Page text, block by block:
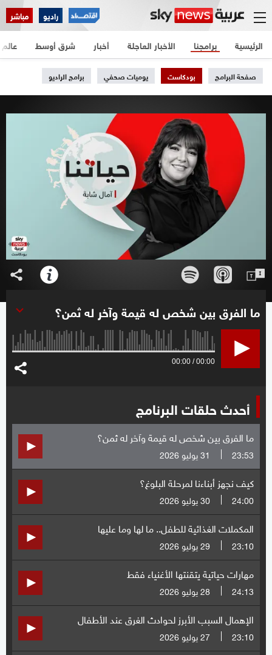
راديو مباشر
الرئيسية الأخبار العاجلة أخبار شرق أوسط عالم برامجنا
صفحة البرامج يوميات صحفي برامج الراديو بودكاست
ما الفرق بين شخص له قيمة وآخر له ثمن؟
00:00 00:00
أحدث حلقات البرنامج
ما الفرق بين شخص له قيمة وآخر له ثمن؟
23:53 31 يوليو 2026
كيف نجهز أبناءنا لمرحلة البلوغ؟
24:00 30 يوليو 2026
المكملات الغذائية للطفل.. ما لها وما عليها
23:10 29 يوليو 2026
مهارات حياتية يتقنتها الأغنياء فقط
24:13 28 يوليو 2026
الإهمال السبب الأبرز لحوادث الغرق عند الأطفال
23:10 27 يوليو 2026